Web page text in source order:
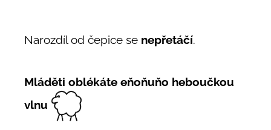
Narozdíl od čepice se nepřetáčí.
Mláděti oblékáte eňoňuňo heboučkou
vlnu